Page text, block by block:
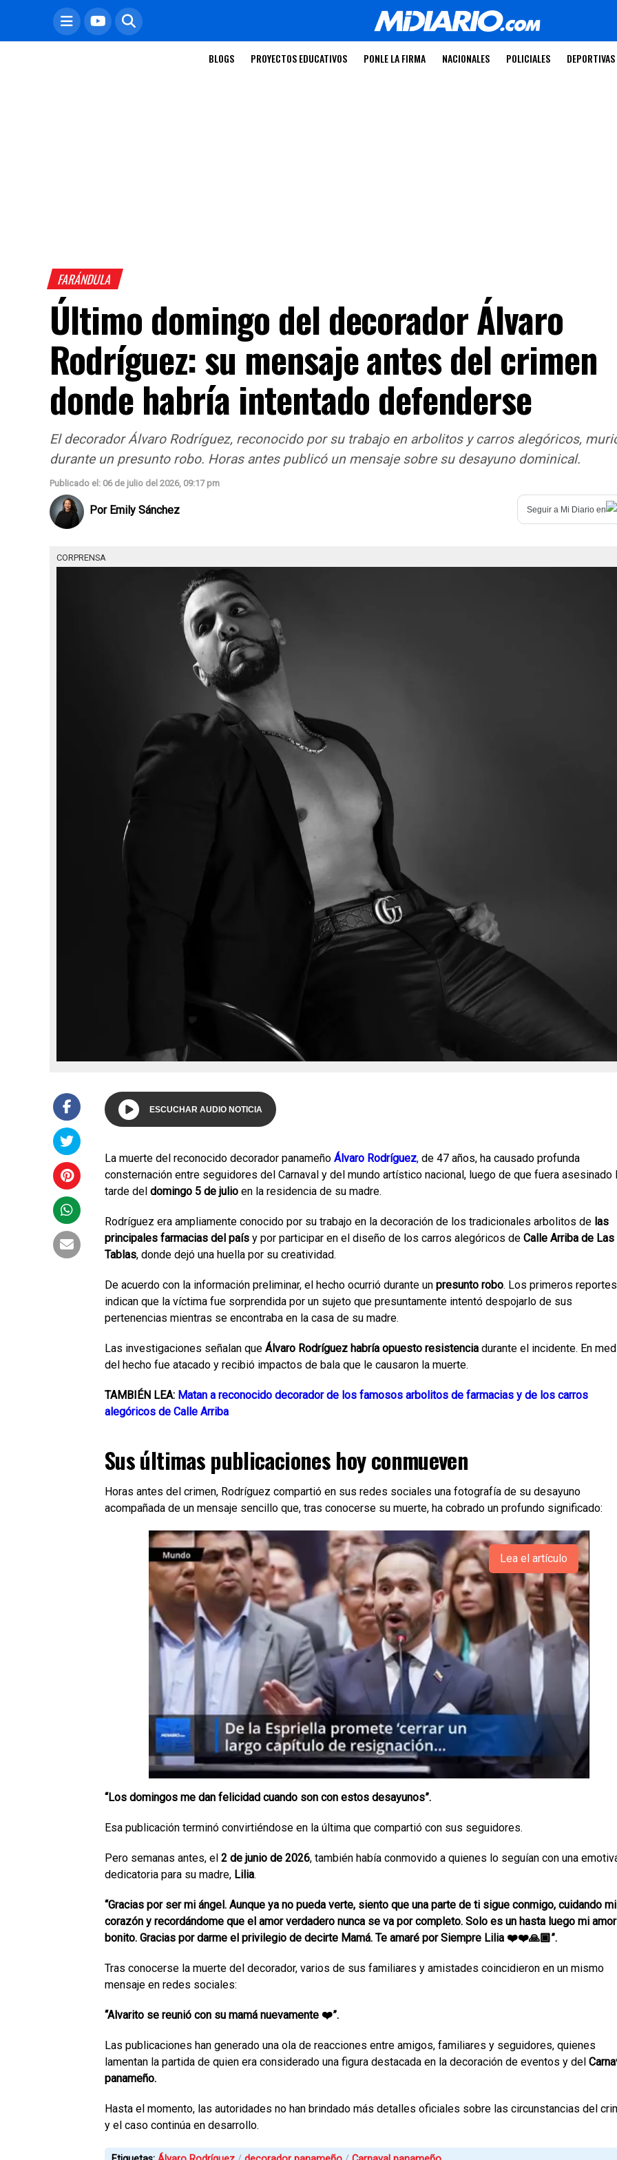
BLOGS PROYECTOS EDUCATIVOS PONLE LA FIRMA NACIONALES POLICIALES DEPORTIVAS
FARÁNDULA
Último domingo del decorador Álvaro
Rodríguez: su mensaje antes del crimen
donde habría intentado defenderse
El decorador Álvaro Rodríguez, reconocido por su trabajo en arbolitos y carros alegóricos,
durante un presunto robo. Horas antes publicó un mensaje sobre su desayuno dominical.
Publicado el: 06 de julio del 2026, 09:17 pm
Por Emily Sánchez Seguir a Mi Diario en
CORPRENSA
ESCUCHAR AUDIO NOTICIA
La muerte del reconocido decorador panameño Álvaro Rodríguez, de 47 años, ha causado profunda
consternación entre seguidores del Carnaval y del mundo artístico nacional, luego de que fuera asesinado
tarde del domingo 5 de julio en la residencia de su madre.
Rodríguez era ampliamente conocido por su trabajo en la decoración de los tradicionales arbolitos de las
principales farmacias del país y por participar en el diseño de los carros alegóricos de Calle Arriba de Las
Tablas, donde dejó una huella por su creatividad.
De acuerdo con la información preliminar, el hecho ocurrió durante un presunto robo. Los primeros reportes
indican que la víctima fue sorprendida por un sujeto que presuntamente intentó despojarlo de sus
pertenencias mientras se encontraba en la casa de su madre.
Las investigaciones señalan que Álvaro Rodríguez habría opuesto resistencia durante el incidente. En
del hecho fue atacado y recibió impactos de bala que le causaron la muerte.
TAMBIÉN LEA: Matan a reconocido decorador de los famosos arbolitos de farmacias y de los carros
alegóricos de Calle Arriba
Sus últimas publicaciones hoy conmueven
Horas antes del crimen, Rodríguez compartió en sus redes sociales una fotografía de su desayuno
acompañada de un mensaje sencillo que, tras conocerse su muerte, ha cobrado un profundo significado:
Lea el artículo
“Los domingos me dan felicidad cuando son con estos desayunos”.
Esa publicación terminó convirtiéndose en la última que compartió con sus seguidores.
Pero semanas antes, el 2 de junio de 2026, también había conmovido a quienes lo seguían con una
dedicatoria para su madre, Lilia.
“Gracias por ser mi ángel. Aunque ya no pueda verte, siento que una parte de ti sigue conmigo, cuidando mi
corazón y recordándome que el amor verdadero nunca se va por completo. Solo es un hasta luego mi amor
bonito. Gracias por darme el privilegio de decirte Mamá. Te amaré por Siempre Lilia ❤️❤️🙏🏾”.
Tras conocerse la muerte del decorador, varios de sus familiares y amistades coincidieron en un mismo
mensaje en redes sociales:
“Alvarito se reunió con su mamá nuevamente ❤️”.
Las publicaciones han generado una ola de reacciones entre amigos, familiares y seguidores, quienes
lamentan la partida de quien era considerado una figura destacada en la decoración de eventos y del
panameño.
Hasta el momento, las autoridades no han brindado más detalles oficiales sobre las circunstancias del
y el caso continúa en desarrollo.